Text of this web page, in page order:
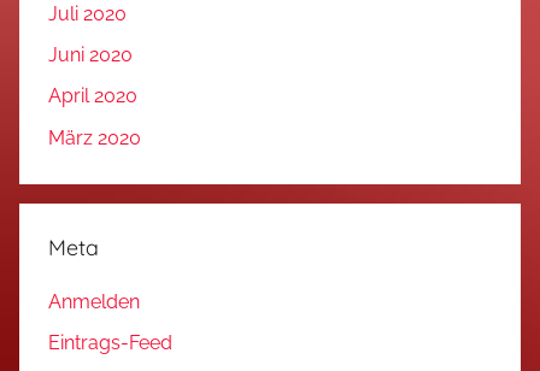
Juli 2020
Juni 2020
April 2020
März 2020
Meta
Anmelden
Eintrags-Feed